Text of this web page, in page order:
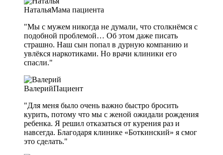
НатальяМама пациента
"Мы с мужем никогда не думали, что столкнёмся с
подобной проблемой… Об этом даже писать
страшно. Наш сын попал в дурную компанию и
увлёкся наркотиками. Но врачи клиники его
спасли."
ВалерийПациент
"Для меня было очень важно быстро бросить
курить, потому что мы с женой ожидали рождения
ребенка. Я решил отказаться от курения раз и
навсегда. Благодаря клинике «Боткинский» я смог
это сделать."